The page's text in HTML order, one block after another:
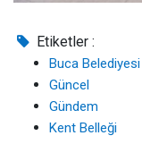
Etiketler :
Buca Belediyesi
Güncel
Gündem
Kent Belleği